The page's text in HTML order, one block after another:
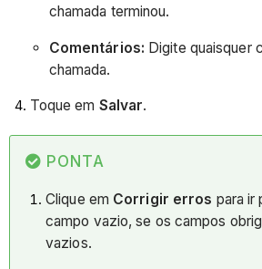
chamada terminou.
Comentários: Digite quaisquer
chamada.
Toque em Salvar.
PONTA
Clique em Corrigir erros para ir
campo vazio, se os campos
vazios.